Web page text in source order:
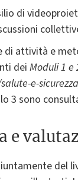
di
di attività e
dei Moduli 1
e-
3 sono
e
del